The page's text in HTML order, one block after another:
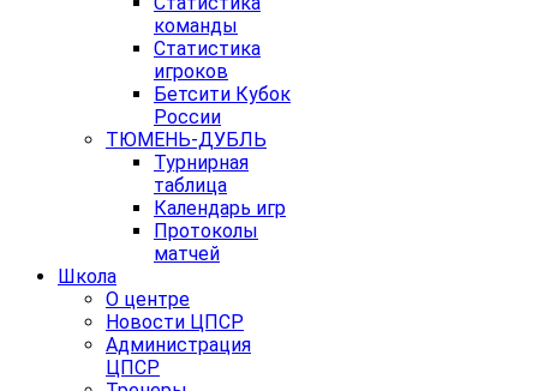
команды
Статистика
игроков
Бетсити Кубок
России
ТЮМЕНЬ-ДУБЛЬ
Турнирная
таблица
Календарь игр
Протоколы
матчей
Школа
О центре
Новости ЦПСР
Администрация
ЦПСР